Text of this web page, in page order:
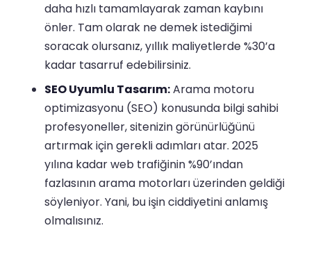
daha hızlı tamamlayarak zaman kaybını
önler. Tam olarak ne demek istediğimi
soracak olursanız, yıllık maliyetlerde %30’a
kadar tasarruf edebilirsiniz.
SEO Uyumlu Tasarım:Arama motoru
optimizasyonu (SEO) konusunda bilgi sahibi
profesyoneller, sitenizin görünürlüğünü
artırmak için gerekli adımları atar. 2025
yılına kadar web trafiğinin %90’ından
fazlasının arama motorları üzerinden geldiği
söyleniyor. Yani, bu işin ciddiyetini anlamış
olmalısınız.